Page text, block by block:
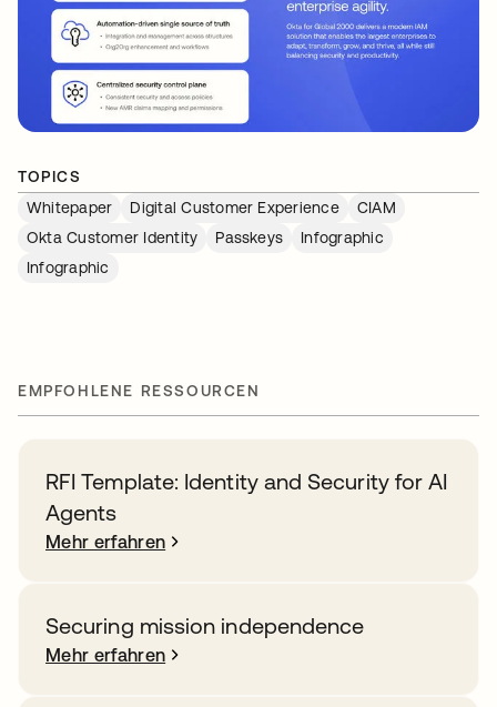
TOPICS
Whitepaper
Digital Customer Experience
CIAM
Okta Customer Identity
Passkeys
Infographic
Infographic
EMPFOHLENE RESSOURCEN
RFI Template: Identity and Security for AI
Agents
Mehr erfahren
Securing mission independence
Mehr erfahren